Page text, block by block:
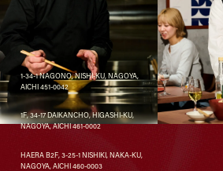
1-34-1 NAGONO, NISHI-KU, NAGOYA,
AICHI 451-0042
1F, 34-17 DAIKANCHO, HIGASHI-KU,
NAGOYA, AICHI 461-0002
HAERA B2F, 3-25-1 NISHIKI, NAKA-KU,
NAGOYA, AICHI 460-0003